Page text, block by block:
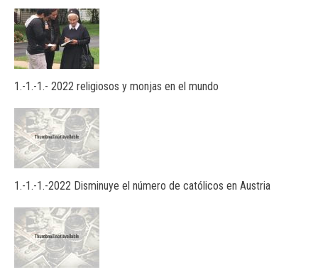
1.-1.-1.- 2022 religiosos y monjas en el mundo
1.-1.-1.-2022 Disminuye el número de católicos en Austria